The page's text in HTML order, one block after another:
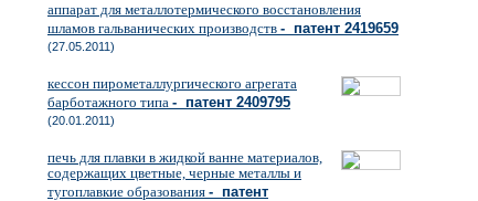
аппарат для металлотермического восстановления
шламов гальванических производств - патент 2419659
(27.05.2011)
кессон пирометаллургического агрегата
барботажного типа - патент 2409795
(20.01.2011)
печь для плавки в жидкой ванне материалов,
содержащих цветные, черные металлы и
тугоплавкие образования - патент